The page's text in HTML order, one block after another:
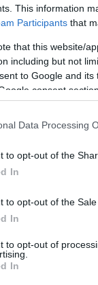
This information
Participants that
that this website/
including but not
to Google and
consent section.
Data Processing
to opt-out of the
In
to opt-out of the
In
to opt-out of
In